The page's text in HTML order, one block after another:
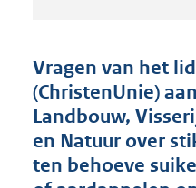
Vragen van het
(ChristenUnie)
Landbouw,
en Natuur over
ten behoeve